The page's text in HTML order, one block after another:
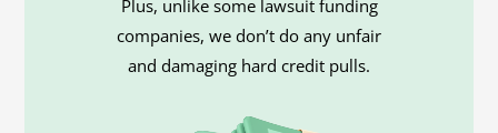
Plus, unlike some lawsuit funding
companies, we don’t do any unfair
and damaging hard credit pulls.